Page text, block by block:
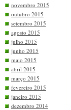
novembro 2015
outubro 2015
setembro 2015
agosto 2015
julho 2015
junho 2015
maio 2015
abril 2015
março 2015
fevereiro 2015
janeiro 2015
dezembro 2014